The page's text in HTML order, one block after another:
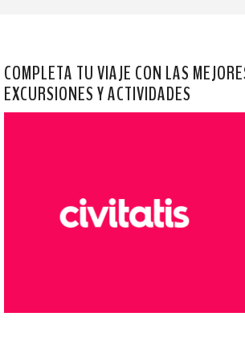
COMPLETA TU VIAJE CON LAS
EXCURSIONES Y ACTIVIDADES